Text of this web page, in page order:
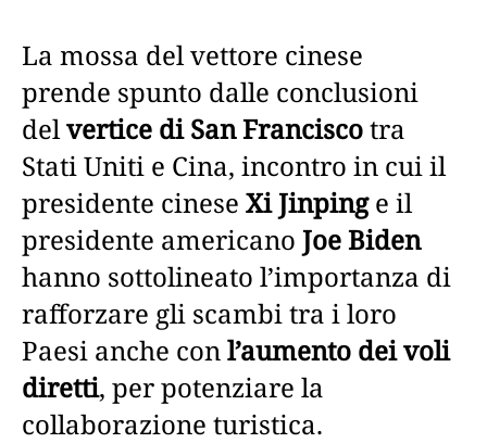
La mossa del vettore cinese
prende spunto dalle conclusioni
delvertice di San Franciscotra
Stati Uniti e Cina, incontro in cui il
presidente cinese Xi Jinpinge il
presidente americano Joe Biden
hanno sottolineato l’importanza di
rafforzare gli scambi tra i loro
Paesi anche conl’aumento dei voli
diretti, per potenziare la
collaborazione turistica.